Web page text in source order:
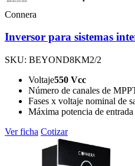
Connera
Inversor para sistemas
SKU: BEYOND8KM2/2
Voltaje550 Vcc
Número de canales de
Fases x voltaje nominal de
Máxima potencia de entrada
Ver ficha Cotizar